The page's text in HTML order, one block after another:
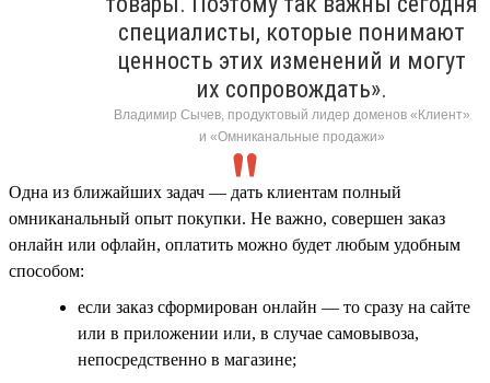
специалисты, которые понимают
ценность этих изменений и могут
их сопровождать».
Владимир Сычев, продуктовый лидер доменов «Клиент»
и «Омниканальные продажи»
Одна из ближайших задач — дать клиентам полный
омниканальный опыт покупки. Не важно, совершен заказ
онлайн или офлайн, оплатить можно будет любым удобным
способом:
если заказ сформирован онлайн — то сразу на сайте
или в приложении или, в случае самовывоза,
непосредственно в магазине;